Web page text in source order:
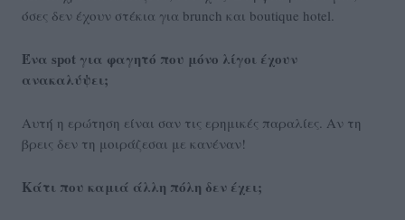
όσες δεν έχουν στέκια για brunch και boutique hotel.
Ένα spot για φαγητό που μόνο λίγοι έχουν
ανακαλύψει;
Αυτή η ερώτηση είναι σαν τις ερημικές παραλίες. Αν τη
βρεις δεν τη μοιράζεσαι με κανέναν!
Κάτι που καμιά άλλη πόλη δεν έχει;